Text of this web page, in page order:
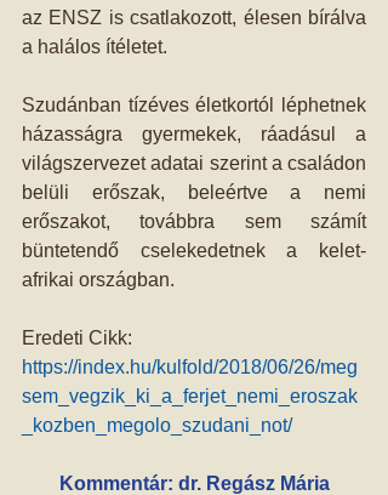
az ENSZ is csatlakozott, élesen bírálva
a halálos ítéletet.
Szudánban tízéves életkortól léphetnek
házasságra gyermekek, ráadásul a
világszervezet adatai szerint a családon
belüli erőszak, beleértve a nemi
erőszakot, továbbra sem számít
büntetendő cselekedetnek a kelet-
afrikai országban.
Eredeti Cikk:
https://index.hu/kulfold/2018/06/26/meg
sem_vegzik_ki_a_ferjet_nemi_eroszak
_kozben_megolo_szudani_not/
Kommentár: dr. Regász Mária